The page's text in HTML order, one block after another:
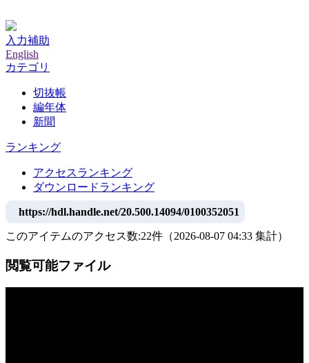
入力補助
English
カテゴリ
切抜帳
編年体
新聞
ランキング
アクセスランキング
ダウンロードランキング
https://hdl.handle.net/20.500.14094/0100352051
このアイテムのアクセス数:22件 （2026-08-07 04:33 集計）
閲覧可能ファイル